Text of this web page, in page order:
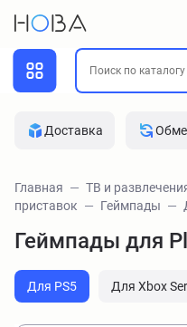
Доставка
Главная ТВ и
приставок
Геймпады
Геймпады для
Для PS5 Для Xbox